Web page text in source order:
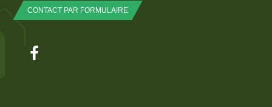
CONTACT PAR FORMULAIRE